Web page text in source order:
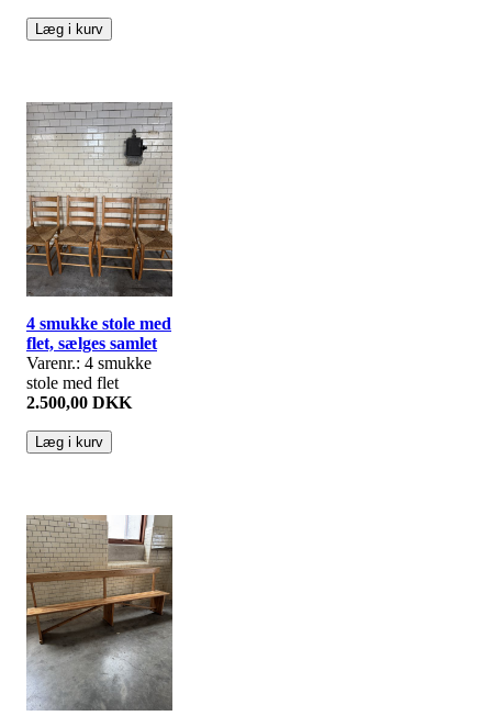
4 smukke stole med
flet, sælges samlet
Varenr.: 4 smukke
stole med flet
2.500,00 DKK